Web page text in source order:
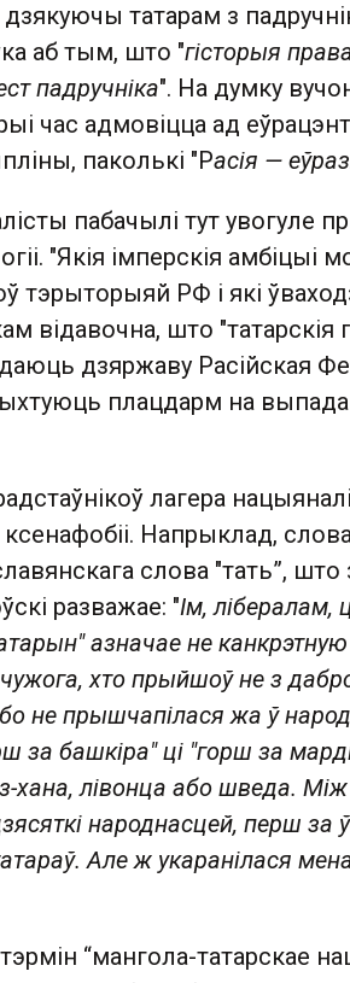
татарам з
аб тым, што "гісторыя
падручніка". На думку
час адмовіцца ад
паколькі "Расія —
пабачылі тут увогуле
"Якія імперскія амбіцыі
тэрыторыяй РФ і які
відавочна, што "татарскія
дзяржаву Расійская
плацдарм на
лагера
Напрыклад,
слова "тать”,
разважае: "Ім, лібералам,
азначае не
хто прыйшоў не з
не прышчапілася жа ў
за башкіра" ці "горш за
хана, лівонца або шведа.
народнасцей, перш за
Але ж укаранілася
“мангола-татарскае